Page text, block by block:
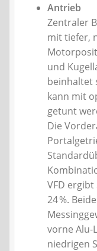
Antrieb
Zentraler
mit tiefer,
und
beinhaltet
kann mit
getunt
Die
VFD
24 %.
vorne Alu-
niedrigen